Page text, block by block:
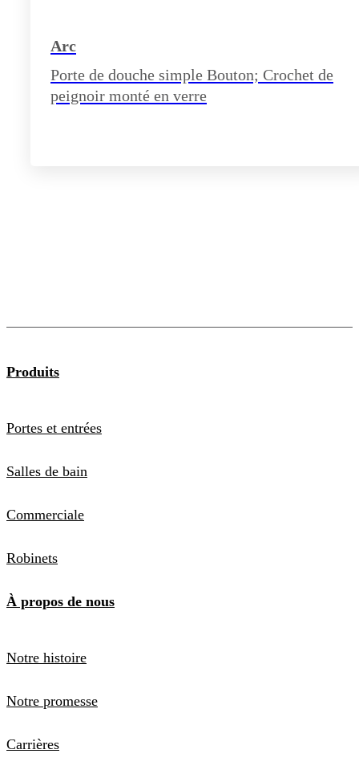
Arc
Porte de douche simple Bouton; Crochet de
peignoir monté en verre
Produits
Portes et entrées
Salles de bain
Commerciale
Robinets
À propos de nous
Notre histoire
Notre promesse
Carrières